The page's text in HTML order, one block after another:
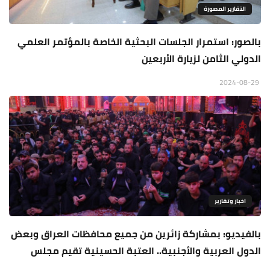
التقارير المصورة
بالصور: استمرار الجلسات البحثية الخاصة بالمؤتمر العلمي
الدولي الثامن لزيارة الأربعين
اخبار وتقارير
بالفيديو: بمشاركة زائرين من جميع محافظات العراق وبعض
الدول العربية والأجنبية.. العتبة الحسينية تقيم مجلس